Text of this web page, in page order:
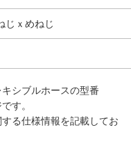
じｘめねじ
シブルホースの型番
す。
る仕様情報を記載してお